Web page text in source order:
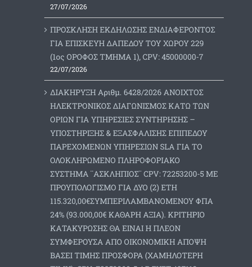
27/07/2026
ΠΡΟΣΚΛΗΣΗ ΕΚΔΗΛΩΣΗΣ ΕΝΔΙΑΦΕΡΟΝΤΟΣ
ΓΙΑ ΕΠΙΣΚΕΥΗ ΔΑΠΕΔΟΥ ΤΟΥ ΧΩΡΟΥ 229
(1ος ΟΡΟΦΟΣ ΤΜΗΜΑ 1), CPV: 45000000-7
22/07/2026
ΔΙΑΚΗΡΥΞΗ Αριθμ. 6428/2026 ΑΝΟΙΧΤΟΣ
ΗΛΕΚΤΡΟΝΙΚΟΣ ΔΙΑΓΩΝΙΣΜΟΣ ΚΑΤΩ ΤΩΝ
ΟΡΙΩΝ ΓΙΑ ΥΠΗΡΕΣΙΕΣ ΣΥΝΤΗΡΗΣΗΣ –
ΥΠΟΣΤΗΡΙΞΗΣ & ΕΞΑΣΦΑΛΙΣΗΣ ΕΠΙΠΕΔΟΥ
ΠΑΡΕΧΟΜΕΝΩΝ ΥΠΗΡΕΣΙΩΝ SLA ΓΙΑ ΤΟ
ΟΛΟΚΛΗΡΩΜΕΝΟ ΠΛΗΡΟΦΟΡΙΑΚΟ
ΣΥΣΤΗΜΑ ¨ΑΣΚΛΗΠΙΟΣ¨ CPV: 72253200-5 ΜΕ
ΠΡΟΥΠΟΛΟΓΙΣΜΟ ΓΙΑ ΔΥΟ (2) ΕΤΗ
115.320,00€ΣΥΜΠΕΡΙΛΑΜΒΑΝΟΜΕΝΟΥ ΦΠΑ
24% (93.000,00€ ΚΑΘΑΡΗ ΑΞΙΑ). ΚΡΙΤΗΡΙΟ
ΚΑΤΑΚΥΡΩΣΗΣ ΘΑ ΕΙΝΑΙ Η ΠΛΕΟΝ
ΣΥΜΦΕΡΟΥΣΑ ΑΠΟ ΟΙΚΟΝΟΜΙΚΗ ΑΠΟΨΗ
ΒΑΣΕΙ ΤΙΜΗΣ ΠΡΟΣΦΟΡΑ (ΧΑΜΗΛΟΤΕΡΗ